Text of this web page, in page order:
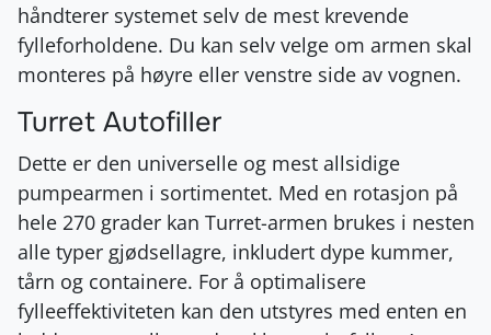
håndterer systemet selv de mest krevende
fylleforholdene. Du kan selv velge om armen skal
monteres på høyre eller venstre side av vognen.
Turret Autofiller
Dette er den universelle og mest allsidige
pumpearmen i sortimentet. Med en rotasjon på
hele 270 grader kan Turret-armen brukes i nesten
alle typer gjødsellagre, inkludert dype kummer,
tårn og containere. For å optimalisere
fylleeffektiviteten kan den utstyres med enten en